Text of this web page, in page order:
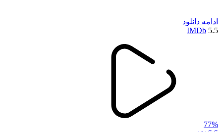
ادامه دانلود
5.5
IMDb
77%